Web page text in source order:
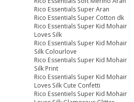
Rico Essentials Super Aran
Rico Essentials Super Cotton dk
Rico Essentials Super Kid Mohair
Loves Silk
Rico Essentials Super Kid Mohair
Silk Colourlove
Rico Essentials Super Kid Mohair
Silk Print
Rico Essentials Super Kid Mohair
Loves Silk Cute Confetti
Rico Essentiels Super Kid Mohair